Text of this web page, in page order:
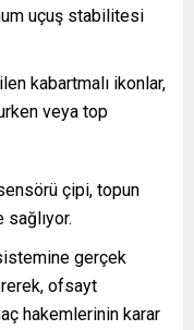
uçuş stabilitesi
kabartmalı ikonlar,
veya top
çipi, topun
gerçek
ofsayt
hakemlerinin karar